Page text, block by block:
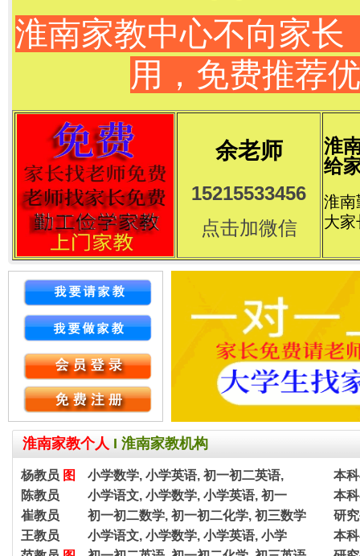
淮南家教中心不向家长
用，免费推荐
余老师
15215533456
点击加微信
淮
给
淮南
大
淮南家教个人 I 淮南家教机构
杨教员 图 小学数学, 小学英语, 初一初二英语,
本
陈教员
小学语文, 小学数学, 小学英语, 初一
本
崔教员
初一初二数学, 初一初二化学, 初三数学
研
王教员
小学语文, 小学数学, 小学英语, 小学
本